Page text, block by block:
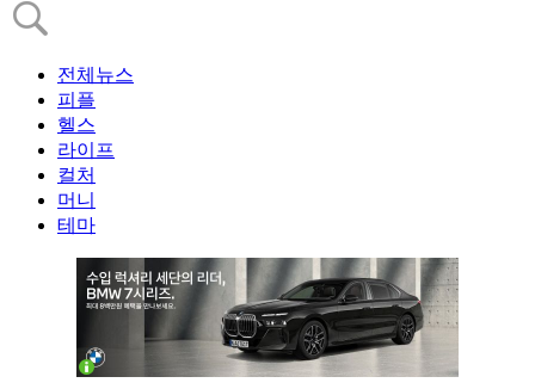
전체뉴스
피플
헬스
라이프
컬처
머니
테마